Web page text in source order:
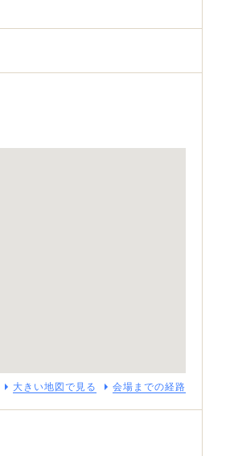
大きい地図で見る 会場までの経路